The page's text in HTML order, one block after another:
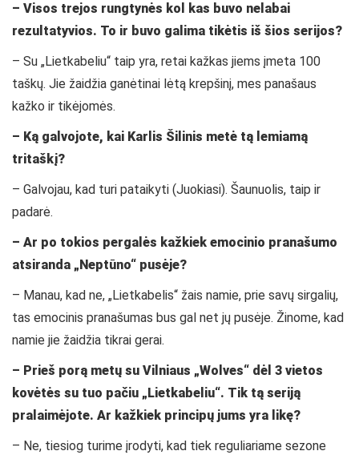
– Visos trejos rungtynės kol kas buvo nelabai
rezultatyvios. To ir buvo galima tikėtis iš šios serijos?
– Su „Lietkabeliu“ taip yra, retai kažkas jiems įmeta 100
taškų. Jie žaidžia ganėtinai lėtą krepšinį, mes panašaus
kažko ir tikėjomės.
– Ką galvojote, kai Karlis Šilinis metė tą lemiamą
tritaškį?
– Galvojau, kad turi pataikyti (Juokiasi). Šaunuolis, taip ir
padarė.
– Ar po tokios pergalės kažkiek emocinio pranašumo
atsiranda „Neptūno“ pusėje?
– Manau, kad ne, „Lietkabelis“ žais namie, prie savų sirgalių,
tas emocinis pranašumas bus gal net jų pusėje. Žinome, kad
namie jie žaidžia tikrai gerai.
– Prieš porą metų su Vilniaus „Wolves“ dėl 3 vietos
kovėtės su tuo pačiu „Lietkabeliu“. Tik tą seriją
pralaimėjote. Ar kažkiek principų jums yra likę?
– Ne, tiesiog turime įrodyti, kad tiek reguliariame sezone